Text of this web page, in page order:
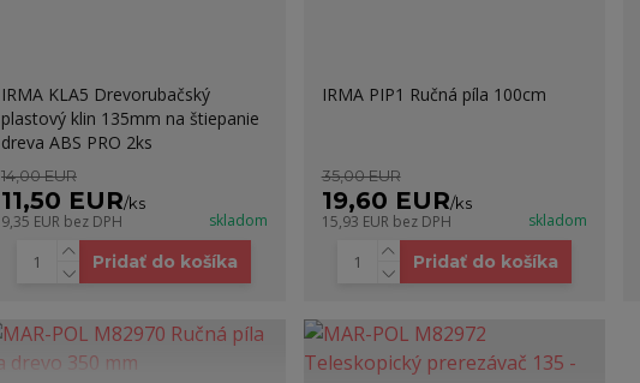
IRMA KLA5 Drevorubačský
plastový klin 135mm na štiepanie
dreva ABS PRO 2ks
14,00 EUR
11,50 EUR/ks
9,35 EUR bez DPH skladom
Pridať do košíka
IRMA PIP1 Ručná píla 100cm
35,00 EUR
19,60 EUR/ks
15,93 EUR bez DPH skladom
Pridať do košíka